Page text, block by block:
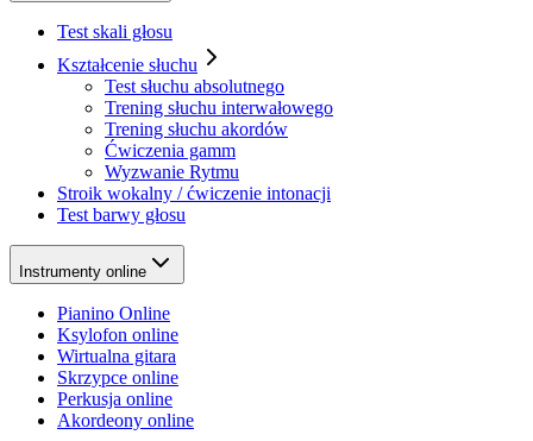
Test skali głosu
Kształcenie słuchu
Test słuchu absolutnego
Trening słuchu interwałowego
Trening słuchu akordów
Ćwiczenia gamm
Wyzwanie Rytmu
Stroik wokalny / ćwiczenie intonacji
Test barwy głosu
Instrumenty online
Pianino Online
Ksylofon online
Wirtualna gitara
Skrzypce online
Perkusja online
Akordeony online